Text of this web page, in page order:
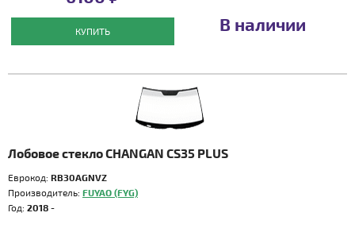
КУПИТЬ В наличии
Лобовое стекло CHANGAN CS35 PLUS
Еврокод: RB30AGNVZ
Производитель: FUYAO (FYG)
Год: 2018 -